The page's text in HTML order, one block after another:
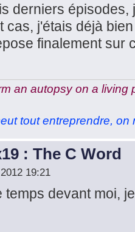
derniers
cas, j'étais déjà
finalement sur
an autopsy on a living
tout entreprendre, on
: The C Word
19:21
temps devant moi,